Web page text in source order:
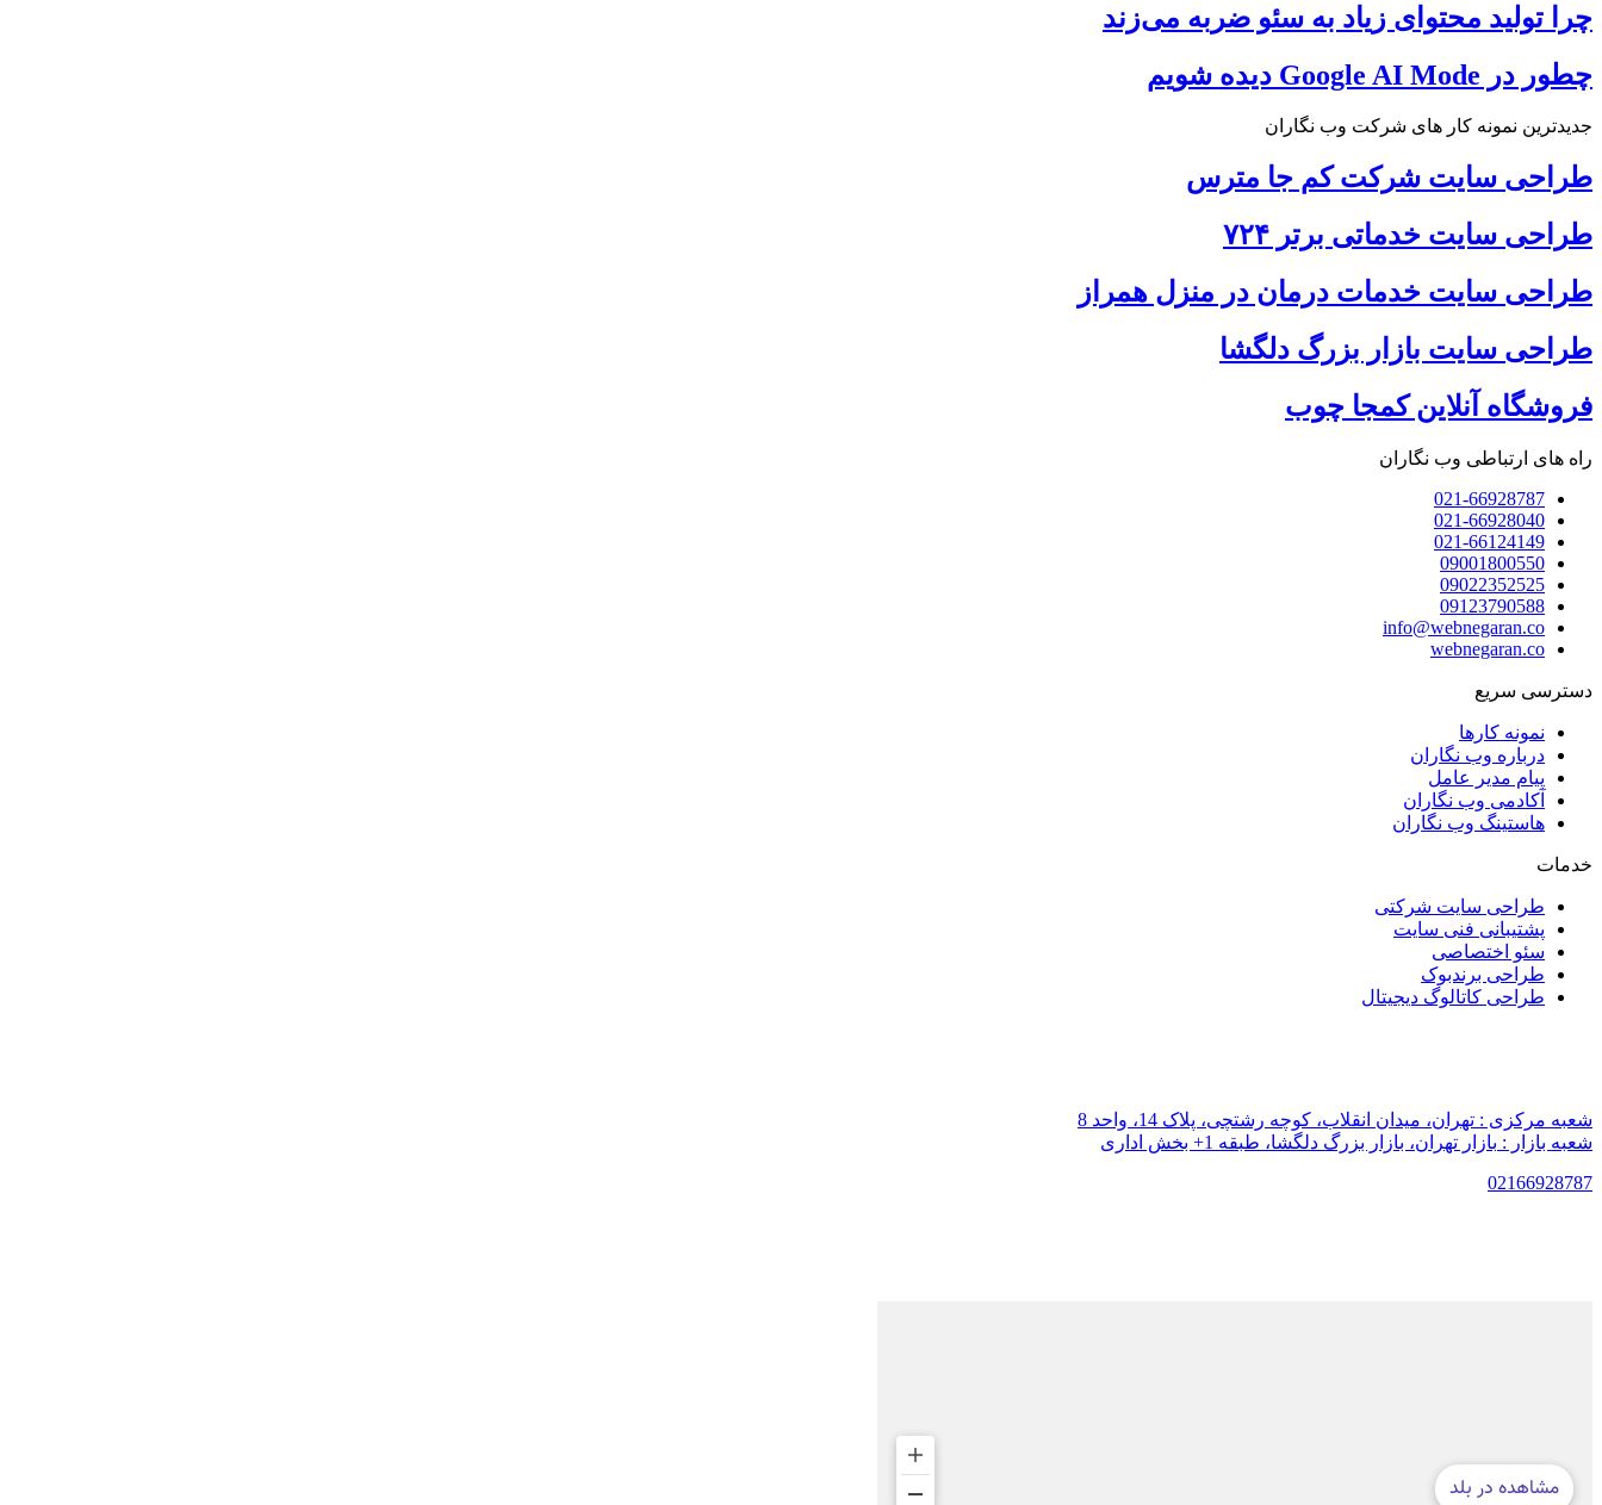
چرا تولید محتوای زیاد به سئو ضربه می‌زند
چطور در Google AI Mode دیده شویم
جدیدترین نمونه کار های شرکت وب نگاران
طراحی سایت شرکت کم جا مترس
طراحی سایت خدماتی برتر ۷۲۴
طراحی سایت خدمات درمان در منزل همراز
طراحی سایت بازار بزرگ دلگشا
فروشگاه آنلاین کمجا چوب
راه های ارتباطی وب نگاران
021-66928787
021-66928040
021-66124149
09001800550
09022352525
09123790588
info@webnegaran.co
webnegaran.co
دسترسی سریع
نمونه کارها
درباره وب نگاران
پیام مدیر عامل
آکادمی وب نگاران
هاستینگ وب نگاران
خدمات
طراحی سایت شرکتی
پشتیبانی فنی سایت
سئو اختصاصی
طراحی برندبوک
طراحی کاتالوگ دیجیتال
شعبه مرکزی : تهران، میدان انقلاب، کوچه رشتچی، پلاک 14، واحد 8
شعبه بازار : بازار تهران، بازار بزرگ دلگشا، طبقه 1+ بخش اداری
02166928787